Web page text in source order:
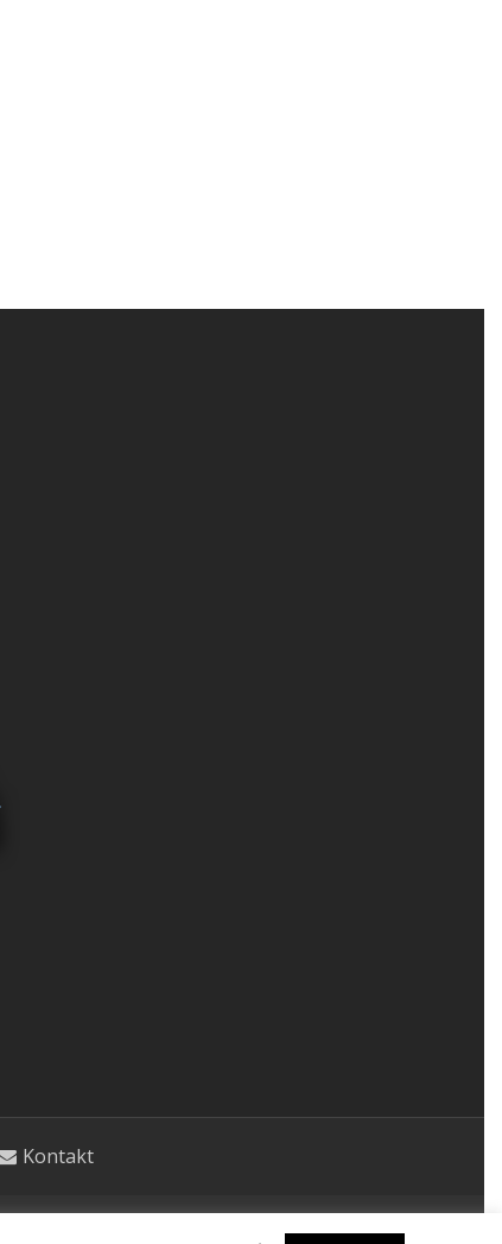
Kontakt
Wpisy nie stanowią porady lekarskiej.